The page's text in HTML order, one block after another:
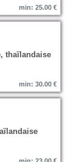
min: 25.00 €
thaïlandaise
min: 30.00 €